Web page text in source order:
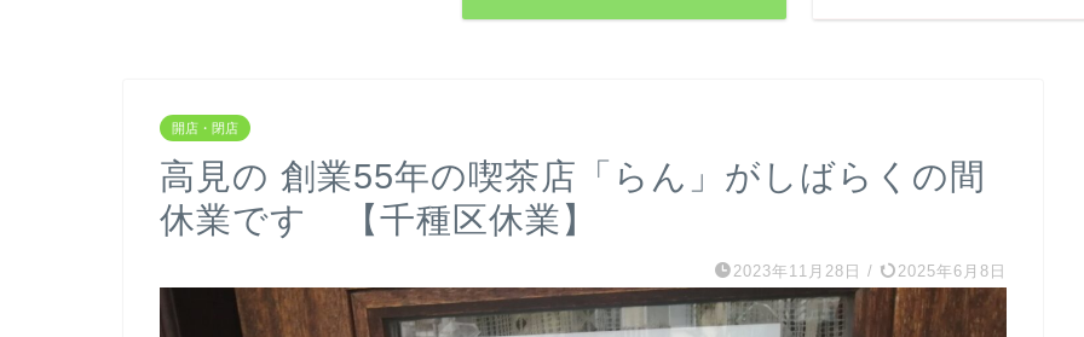
開店・閉店
高見の 創業55年の喫茶店「らん」がしばらくの間
休業です 【千種区休業】
2023年11月28日 / 2025年6月8日